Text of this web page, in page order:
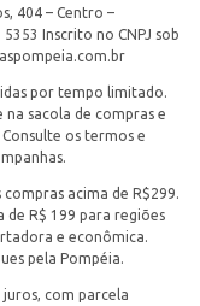
404 – Centro –
5353 Inscrito no CNPJ sob
por tempo limitado.
sacola de compras e
os termos e
compras acima de R$299.
de R$ 199 para regiões
e econômica.
pela Pompéia.
juros, com parcela